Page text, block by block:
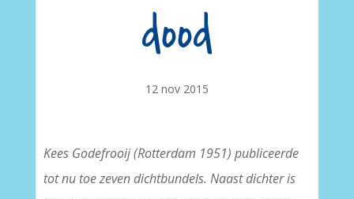
dood
12 nov 2015
Kees Godefrooij (Rotterdam 1951) publiceerde
tot nu toe zeven dichtbundels. Naast dichter is